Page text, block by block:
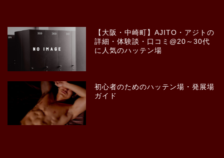
【大阪・中崎町】AJITO・アジトの
詳細・体験談・口コミ@20～30代
に人気のハッテン場
初心者のためのハッテン場・発展場
ガイド